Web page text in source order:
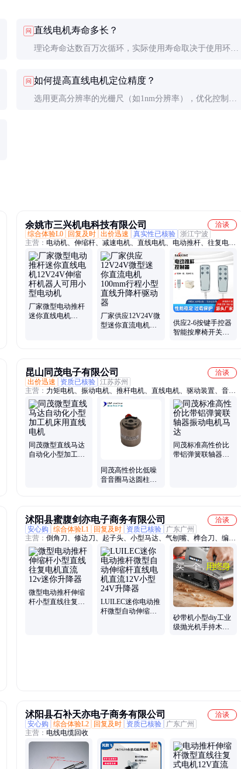
问 直线电机寿命多长？
理论寿命达数百万次循环，实际使用寿命取决于使用环境
问 如何提高直线电机定位精度？
选用更高分辨率的光栅尺（如1nm分辨率），优化控制算
余姚市三兴机电科技有限公司
洽谈
综合体验L0
回复及时 出价迅速 真实性已核验 浙江宁波
主营： 电动机、伸缩杆、减速电机、直线电机、电动推杆、往复电
机、迷你推杆电机、三兴电机马达、静音伸缩电机、有刷直流电机、
密室电机马达、往复伸缩电机、迷你直流电机、按摩椅变压器、反复
伸缩电机、升降器推杆电机、开关电源控制器、开关电源适配器、杆
控二配控制器、直流电机升降器
厂家微型电动推杆
迷你直线电机
厂家供应12V24V微
型迷你直流电机
供应2-6按键手控器
智能按摩椅开关沐
昆山同茂电子有限公司
洽谈
出价迅速
资质已核验 江苏苏州
主营： 力矩电机、振动电机、推杆电机、直线电机、驱动装置、音圈
电机、电机平台、线性电机、音波马达、推杆马达、保障马达、直线
马达、音圈马达、工艺线性马达
同茂微型直线马达
自动化小型加工机
同茂高性价比低噪
音音圈马达圆柱型
同茂标准高性价比
带铝弹簧联轴器振
沭阳县蜜腹剑亦电子商务有限公司
洽谈
安心购
综合体验L1 回复及时 资质已核验
广东广州
主营： 倒角刀、修边刀、起子头、小型马达、气刨嘴、榫合刀、编码
器、切割机、结构胶、斜角刀、打胶枪、拼板刀、榫眼刀、压胶枪、
极喷嘴、开槽刀、修边机、千斤顶、散热风扇、六角批头、批头风
炮、木工铣刀、打胶神器、煤气割嘴、割枪配件、横流风机
微型电动推杆伸缩
杆小型直线往复电
LUILEC迷你电动推
杆微型自动伸缩杆
砂带机小型diy工业
级抛光机手持木工
沭阳县石补天亦电子商务有限公司
洽谈
安心购
综合体验L2 回复及时 资质已核验
广东广州
主营： 电线电缆回收